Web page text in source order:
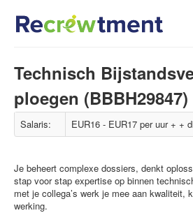
Technisch
ploegen (BBBH29847)
Salaris: EUR16 - EUR17 per uur + +
Je beheert complexe dossiers, denkt
stap voor stap expertise op binnen
met je collega’s werk je mee aan kwaliteit,
werking.